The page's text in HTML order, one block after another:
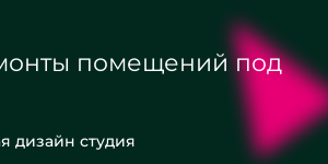
помещений под
дизайн студия